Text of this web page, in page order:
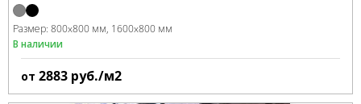
Размер: 800x800 мм 1600x800 мм
В наличии
от 2883 руб./м2